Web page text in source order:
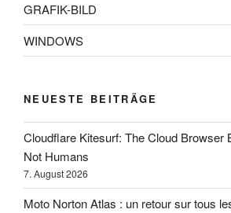
GRAFIK-BILD
WINDOWS
NEUESTE BEITRÄGE
Cloudflare Kitesurf: The Cloud Browser
Not Humans
7. August 2026
Moto Norton Atlas : un retour sur tous